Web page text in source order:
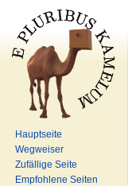
Hauptseite
Wegweiser
Zufällige Seite
Empfohlene Seiten